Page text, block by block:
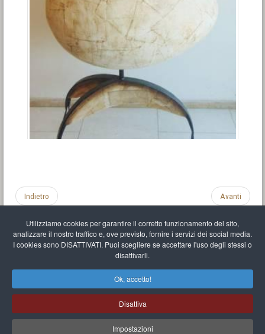
Utilizziamo cookies per garantire il corretto funzionamento del sito,
analizzare il nostro traffico e, ove previsto, fornire i servizi dei social media.
I cookies sono DISATTIVATI. Puoi scegliere se accettare l'uso degli stessi o
disattivarli.
Ok, accetto!
Disattiva
Impostazioni
Indietro Avanti
Mappa del sito
Mr Balthasar Brennenstuhl
Artista scultore e pittore
Quai Séverine Résidence Navy Club / 17 83430 Saint-Mandrier-sur-Mer,Provence-
Alpes-Côte d'Azur-France